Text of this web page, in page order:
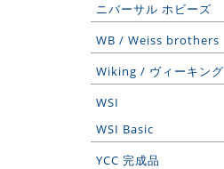
ニバーサル ホビーズ
WB / Weiss brothers
Wiking / ヴィーキング
WSI
WSI Basic
YCC 完成品